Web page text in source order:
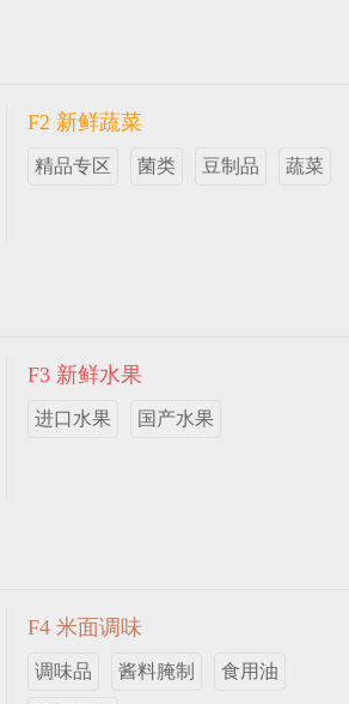
F2 新鲜蔬菜
精品专区 菌类 豆制品 蔬菜
F3 新鲜水果
进口水果 国产水果
F4 米面调味
调味品 酱料腌制 食用油